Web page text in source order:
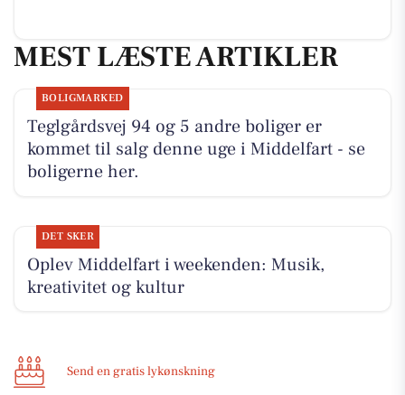
MEST LÆSTE ARTIKLER
BOLIGMARKED
Teglgårdsvej 94 og 5 andre boliger er
kommet til salg denne uge i Middelfart - se
boligerne her.
DET SKER
Oplev Middelfart i weekenden: Musik,
kreativitet og kultur
Send en gratis lykønskning